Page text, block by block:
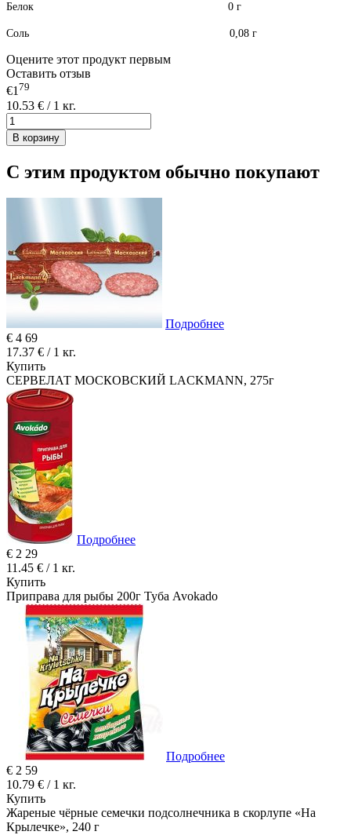
Белок 0 г
Соль 0,08 г
Оцените этот продукт первым
Оставить отзыв
€179
10.53 € / 1 кг.
В корзину
С этим продуктом обычно покупают
Подробнее
€ 4 69
17.37 € / 1 кг.
Купить
СЕРВЕЛАТ МОСКОВСКИЙ LACKMANN, 275г
Подробнее
€ 2 29
11.45 € / 1 кг.
Купить
Приправа для рыбы 200г Туба Avokado
Подробнее
€ 2 59
10.79 € / 1 кг.
Купить
Жареные чёрные семечки подсолнечника в скорлупе «На
Крылечке», 240 г